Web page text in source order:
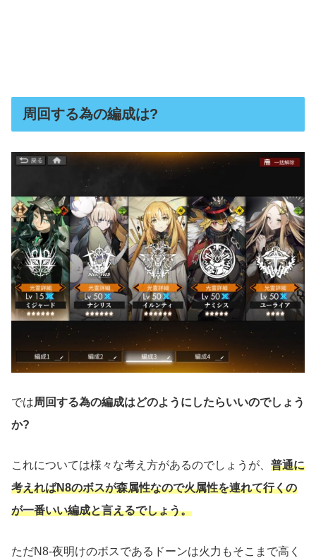
周回する為の編成は?
では周回する為の編成はどのようにしたらいいのでしょう
か?
これについては様々な考え方があるのでしょうが、 普通に
考えればN8のボスが森属性なので火属性を連れて行くの
が一番いい編成と言えるでしょう。
ただN8-夜明けのボスであるドーンは火力もそこまで高く